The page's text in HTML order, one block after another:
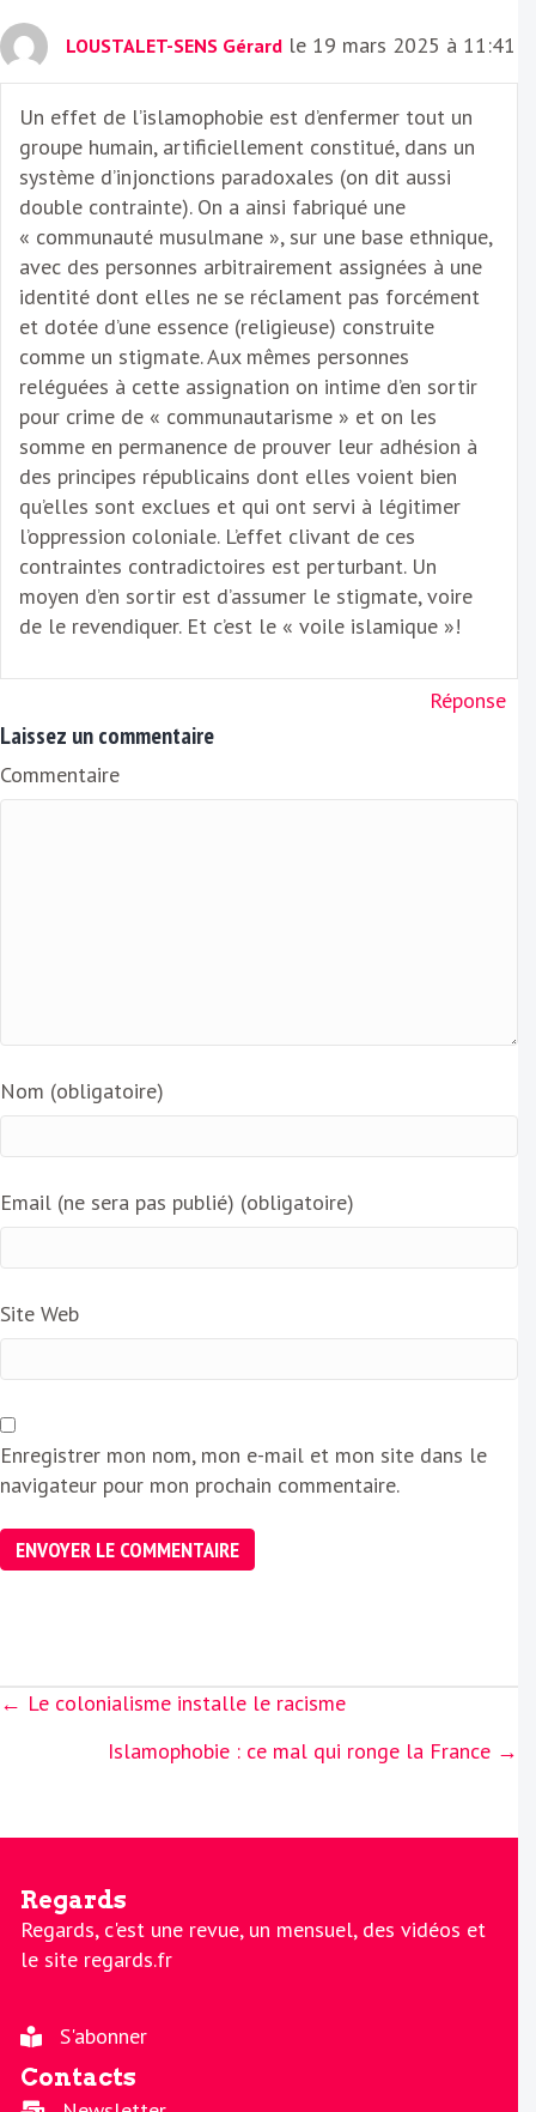
LOUSTALET-SENS Gérard le 19 mars 2025 à 11:41
Un effet de l’islamophobie est d’enfermer tout un
groupe humain, artificiellement constitué, dans un
système d’injonctions paradoxales (on dit aussi
double contrainte). On a ainsi fabriqué une
« communauté musulmane », sur une base ethnique,
avec des personnes arbitrairement assignées à une
identité dont elles ne se réclament pas forcément
et dotée d’une essence (religieuse) construite
comme un stigmate. Aux mêmes personnes
reléguées à cette assignation on intime d’en sortir
pour crime de « communautarisme » et on les
somme en permanence de prouver leur adhésion à
des principes républicains dont elles voient bien
qu’elles sont exclues et qui ont servi à légitimer
l’oppression coloniale. L’effet clivant de ces
contraintes contradictoires est perturbant. Un
moyen d’en sortir est d’assumer le stigmate, voire
de le revendiquer. Et c’est le « voile islamique »!
Réponse
Laissez un commentaire
Commentaire
Nom (obligatoire)
Email (ne sera pas publié) (obligatoire)
Site Web
Enregistrer mon nom, mon e-mail et mon site dans le
navigateur pour mon prochain commentaire.
Posts
← Le colonialisme installe le racisme
Islamophobie : ce mal qui ronge la France →
Regards
Regards, c'est une revue, un mensuel, des vidéos et
le site regards.fr
S'abonner
Contacts